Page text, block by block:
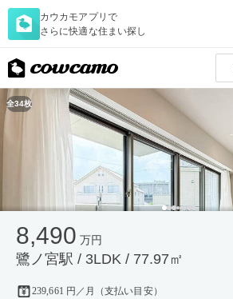
カウカモアプリで
さらに快適な住まい探し
全34枚
8,490 万円
鷺ノ宮駅 / 3LDK / 77.97㎡
239,661 円／月（支払い目安）